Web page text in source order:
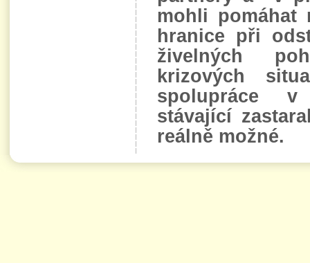
mohli pomáhat
hranice při
živelných
krizových
spolupráce
stávající
reálně možné.